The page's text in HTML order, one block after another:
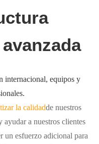
internacional, equipos y
la calidadde nuestros
ayudar a nuestros clientes
un esfuerzo adicional para